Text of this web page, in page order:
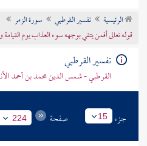
تراجم الأعلام
الرئيسية تفسير القرطبي
سورة الزمر
قوله تعالى أفمن يتقي بوجهه سوء العذاب يوم
تفسير القرطبي
القرطبي - شمس الدين محمد بن أحمد
جزء 15 صفحة 224